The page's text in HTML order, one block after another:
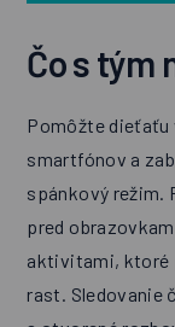
Čo s tým
Pomôžte dieťaťu
smartfónov a
spánkový režim.
pred
aktivitami, ktoré
rast. Sledovanie